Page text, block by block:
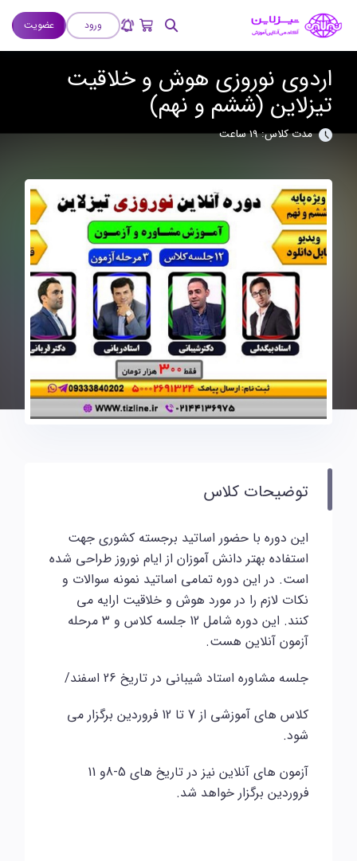
ورود عضویت
اردوی نوروزی هوش و خلاقیت
تیزلاین (ششم و نهم)
مدت کلاس: 19 ساعت
توضیحات کلاس
این دوره با حضور اساتید برجسته کشوری جهت
استفاده بهتر دانش آموزان از ایام نوروز طراحی شده
است. در این دوره تمامی اساتید نمونه سوالات و
نکات لازم را در مورد هوش و خلاقیت ارایه می
کنند. این دوره شامل 12 جلسه کلاس و 3 مرحله
آزمون آنلاین هست.
جلسه مشاوره استاد شیبانی در تاریخ 26 اسفند/
کلاس های آموزشی از 7 تا 12 فروردین برگزار می
شود.
آزمون های آنلاین نیز در تاریخ های 5-8و 11
فروردین برگزار خواهد شد.